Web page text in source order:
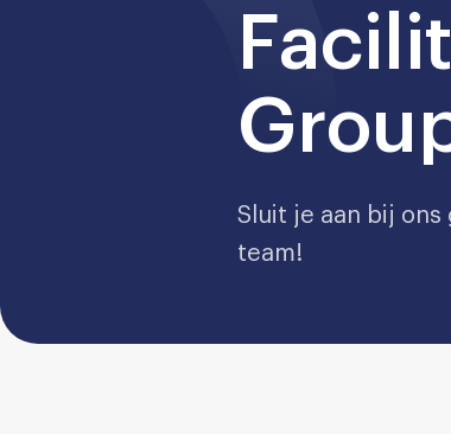
Sluit je aan bij
team!